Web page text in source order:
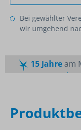
Bei gewählter
wir umgehend
15 Jahream